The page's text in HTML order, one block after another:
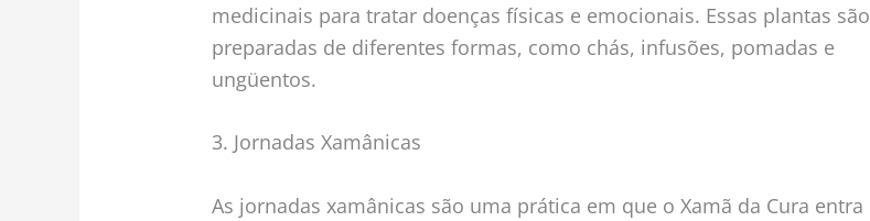
medicinais para tratar doenças físicas e emocionais. Essas plantas são
preparadas de diferentes formas, como chás, infusões, pomadas e
ungüentos.
3. Jornadas Xamânicas
As jornadas xamânicas são uma prática em que o Xamã da Cura entra